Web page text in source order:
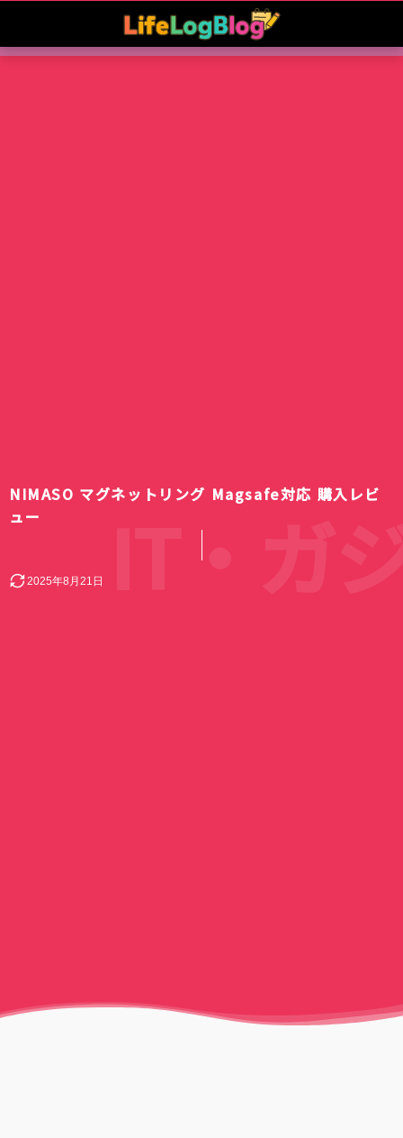
NIMASO マグネットリング Magsafe対応 購入レビ
ュー
2025年8月21日IT・ガジ